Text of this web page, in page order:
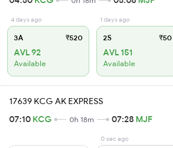
4 days ago
3A ₹520
AVL 92
Available
1 days ago
2S ₹50
AVL 151
Available
17639 KCG AK EXPRESS
07:10 KCG 0h 18m 07:28 MJF
0 sec ago